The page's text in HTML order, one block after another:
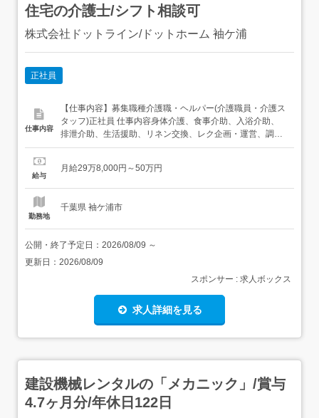
住宅の介護士/シフト相談可
株式会社ドットライン/ドットホーム 袖ケ浦
正社員
仕事内容
【仕事内容】募集職種介護職・ヘルパー(介護職員・介護ス
タッフ)正社員 仕事内容身体介護、食事介助、入浴介助、
排泄介助、生活援助、リネン交換、レク企画・運営、調理
給与・手当<給与>月給298,000〜500,000円<基本給
額:30,000円職能手当:35,000円ソーシャルヒーロー手当:新
給与
月給29万8,000円～50万円
勤務地
千葉県 袖ケ浦市
公開・終了予定日： 2026/08/09 ～
更新日： 2026/08/09
スポンサー : 求人ボックス
求人詳細を見る
建設機械レンタルの「メカニック」/賞与
4.7ヶ月分/年休日122日